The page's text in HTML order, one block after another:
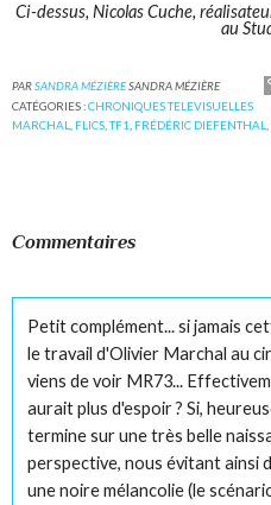
Ci-dessus, Nicolas Cuche,
au
PARSANDRA MÉZIÈRESANDRA MÉZIÈRE
CATÉGORIES :CHRONIQUES TELEVISUELLES
MARCHAL
FLICS ,TF1 FRÉDÉRIC DIEFENTHAL
Commentaires
Petit complément... si jamais
le travail d'Olivier Marchal au
viens de voir MR73...
aurait plus d'espoir ? Si,
termine sur une très belle
perspective, nous évitant ainsi
une noire mélancolie (le